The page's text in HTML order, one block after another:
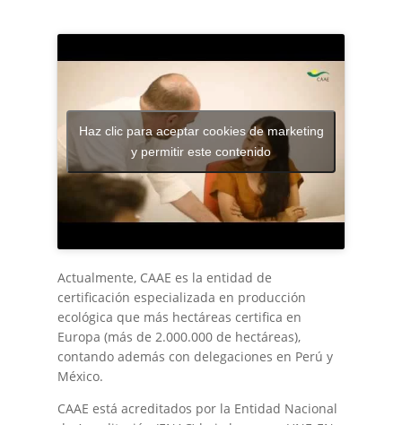
Haz clic para aceptar cookies de marketing
y permitir este contenido
Actualmente, CAAE es la entidad de
certificación especializada en producción
ecológica que más hectáreas certifica en
Europa (más de 2.000.000 de hectáreas),
contando además con delegaciones en Perú y
México.
CAAE está acreditados por la Entidad Nacional